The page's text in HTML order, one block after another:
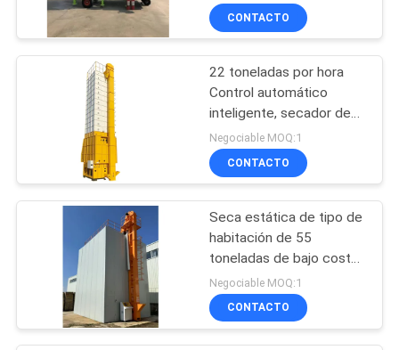
POLÍTICAS
DE
PRIVACIDAD
Secador de grano
portátil
horno de la biomasa
granos de alta eficiencia
de 5 toneladas por lote
CONTACTO
22 toneladas por hora
Control automático
inteligente, secador de
flujo mixto de secado a
baja temperatura.
Negociable MOQ:1
CONTACTO
Seca estática de tipo de
habitación de 55
toneladas de bajo coste
y baja tasa de trituración
Negociable MOQ:1
CONTACTO